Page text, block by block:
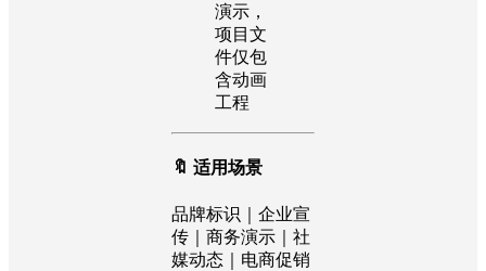
演示，
项目文
件仅包
含动画
工程
🔖 适用场景
品牌标识｜企业宣
传｜商务演示｜社
媒动态｜电商促销